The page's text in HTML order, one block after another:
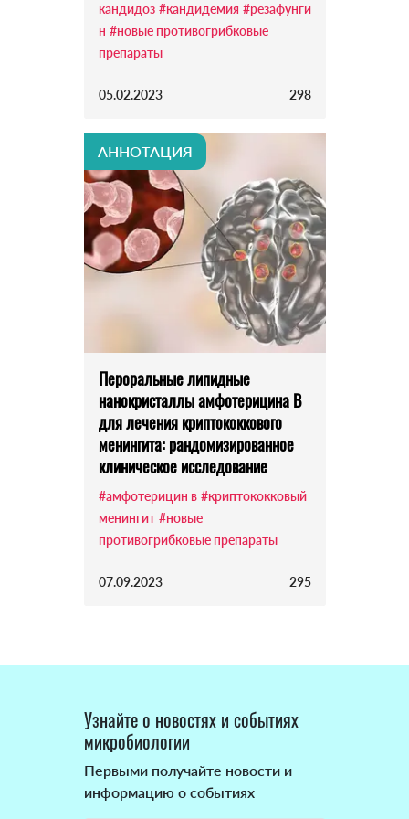
кандидоз #кандидемия #резафунги
н #новые противогрибковые
препараты
05.02.2023 298
АННОТАЦИЯ
Пероральные липидные
нанокристаллы амфотерицина В
для лечения криптококкового
менингита: рандомизированное
клиническое исследование
#амфотерицин в #криптококковый
менингит #новые
противогрибковые препараты
07.09.2023 295
Узнайте о новостях и событиях
микробиологии
Первыми получайте новости и
информацию о событиях